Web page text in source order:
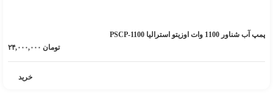
پمپ آب شناور 1100 وات اوزیتو استرالیا PSCP-1100
تومان
خرید